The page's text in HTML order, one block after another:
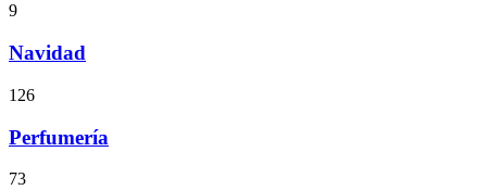
9
Navidad
126
Perfumería
73